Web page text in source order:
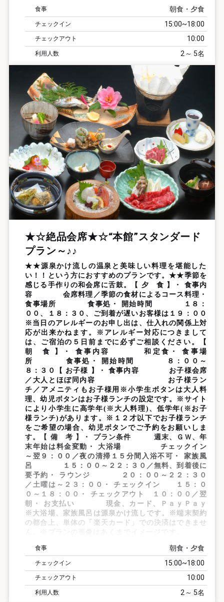
食事 朝食・夕食
チェックイン 15:00 18:00
チェックアウト 10:00
利用人数 2 5
★☆絶品会席★☆“本館”スタンダード
プラン～♪♪
★★源泉かけ流しの温泉と美味しい料理を堪能した
い！！という方におすすめのプランです。★★季節を
感じる手作りの和会席に舌鼓。【 夕 食 】・ 食事内
容 会席料理／季節の食材によるコース料理・
食事場所 食事処・ 開始時間 １８：
００、１８：３０、ご到着が遅いお客様は１９：００
※当日のアレルギーのお申し出は、仕入れの関係上対
応が出来かねます。※アレルギー対応につきまして
は、ご宿泊の５日前までに必ずご相談ください。【
朝 食 】・ 食事内容 和定食・ 食事場
所 食事処・ 開始時間 ８：００～
８：３０【 お子様 】・ 食事内容 お子様会席
／大人とほぼ同内容 お子様ラン
チ／アメニティもお子様用※小学生ボタンは大人料
理、幼児ボタンはお子様ランチの設定です。※サイト
により小学生に高学年(※大人料理)、低学年(※お子
様ランチ)があります。※１２才以下でお子様ランチ
をご希望の場合、幼児ボタンでご予約をお願いしま
す。【 備 考 】・ プラン条件 週末、ＧＷ、年
末年始は料金変動・ 大浴場 チェックイン
～翌９：００／夜の清掃１５分間入浴不可・ 家族風
呂 １５：００～２２：３０／無料、到着後に
要予約・ ラウンジ ２０：００～２２：３０
／土曜は～２３：００・ チェックイン １５：０
０～１８：００・ チェックアウト １０：００／翌
朝・ お支払い 現金、カード、ＰａｙＰａｙ
※大浴場、家族風呂は源泉かけ流しです。※端末契約
の都合上、単体の「楽天カード」での決済はできませ
食事 朝食・夕食
チェックイン 15:00 18:00
チェックアウト 10:00
利用人数 2 5